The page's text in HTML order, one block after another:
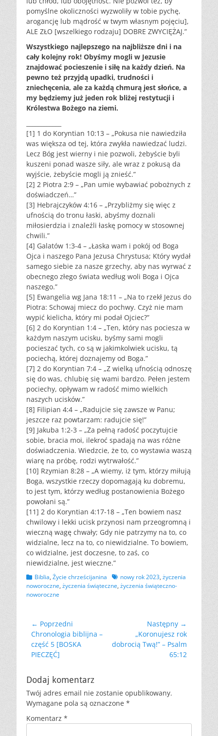
pomyślne okoliczności wyzwoliły w tobie pychę,
arogancję lub mądrość w twym własnym pojęciu],
ALE ZŁO [wszelkiego rodzaju] DOBRE ZWYCIĘŻAJ.”
Wszystkiego najlepszego na najbliższe dni i na
cały kolejny rok! Obyśmy mogli w Jezusie
znajdować pocieszenie i siłę na każdy dzień. Na
pewno też przyjdą upadki, trudności i
zniechęcenia, ale za każdą chmurą jest słońce, a
my będziemy już jeden rok bliżej restytucji i
Królestwa Bożego na ziemi.
[1] 1 do Koryntian 10:13 – „Pokusa nie nawiedziła
was większa od tej, która zwykła nawiedzać ludzi.
Lecz Bóg jest wierny i nie pozwoli, żebyście byli
kuszeni ponad wasze siły, ale wraz z pokusą da
wyjście, żebyście mogli ją znieść.”
[2] 2 Piotra 2:9 – „Pan umie wybawiać pobożnych z
doświadczeń…”
[3] Hebrajczyków 4:16 – „Przybliżmy się więc z
ufnością do tronu łaski, abyśmy doznali
miłosierdzia i znaleźli łaskę pomocy w stosownej
chwili.”
[4] Galatów 1:3-4 – „Łaska wam i pokój od Boga
Ojca i naszego Pana Jezusa Chrystusa; Który wydał
samego siebie za nasze grzechy, aby nas wyrwać z
obecnego złego świata według woli Boga i Ojca
naszego.”
[5] Ewangelia wg Jana 18:11 – „Na to rzekł Jezus do
Piotra: Schowaj miecz do pochwy. Czyż nie mam
wypić kielicha, który mi podał Ojciec?”
[6] 2 do Koryntian 1:4 – „Ten, który nas pociesza w
każdym naszym ucisku, byśmy sami mogli
pocieszać tych, co są w jakimkolwiek ucisku, tą
pociechą, której doznajemy od Boga.”
[7] 2 do Koryntian 7:4 – „Z wielką ufnością odnoszę
się do was, chlubię się wami bardzo. Pełen jestem
pociechy, opływam w radość mimo wielkich
naszych ucisków.”
[8] Filipian 4:4 – „Radujcie się zawsze w Panu;
jeszcze raz powtarzam: radujcie się!”
[9] Jakuba 1:2-3 – „Za pełną radość poczytujcie
sobie, bracia moi, ilekroć spadają na was różne
doświadczenia. Wiedzcie, że to, co wystawia waszą
wiarę na próbę, rodzi wytrwałość.”
[10] Rzymian 8:28 – „A wiemy, iż tym, którzy miłują
Boga, wszystkie rzeczy dopomagają ku dobremu,
to jest tym, którzy według postanowienia Bożego
powołani są.”
[11] 2 do Koryntian 4:17-18 – „Ten bowiem nasz
chwilowy i lekki ucisk przynosi nam przeogromną i
wieczną wagę chwały; Gdy nie patrzymy na to, co
widzialne, lecz na to, co niewidzialne. To bowiem,
co widzialne, jest doczesne, to zaś, co
niewidzialne, jest wieczne.”
Kategorii
Biblia, Życie chrześcijanina Tagównowy rok 2023, życzenia
noworoczne, życzenia świąteczne, życzenia świąteczno-
noworoczne
Nawigacja
wpisu
← Poprzedni
Poprzedni
wpis:
Chronologia biblijna –
część 5 [BOSKA
PIECZĘĆ]
Następny →
Następny
wpis:
„Koronujesz rok
dobrocią Twą!” – Psalm
65:12
Dodaj komentarz
Twój adres email nie zostanie opublikowany.
Wymagane pola są oznaczone *
Komentarz *